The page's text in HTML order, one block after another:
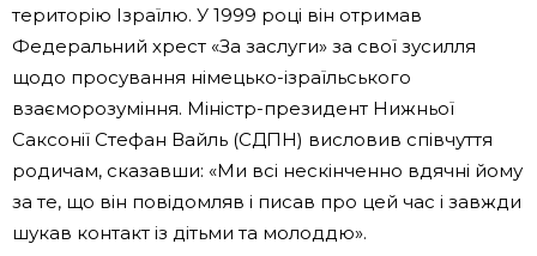
територію Ізраїлю. У 1999 році він отримав
Федеральний хрест «За заслуги» за свої зусилля
щодо просування німецько-ізраїльського
взаєморозуміння. Міністр-президент Нижньої
Саксонії Стефан Вайль (СДПН) висловив співчуття
родичам, сказавши: «Ми всі нескінченно вдячні йому
за те, що він повідомляв і писав про цей час і завжди
шукав контакт із дітьми та молоддю».